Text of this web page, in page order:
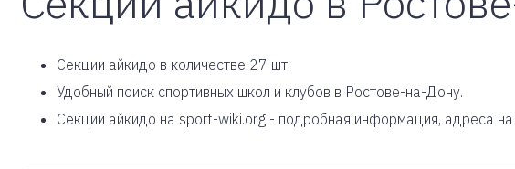
Cекции айкидо в количестве 27 шт.
Удобный поиск спортивных школ и клубов в Ростове-на-Дону.
Секции айкидо на sport-wiki.org - подробная информация, адреса